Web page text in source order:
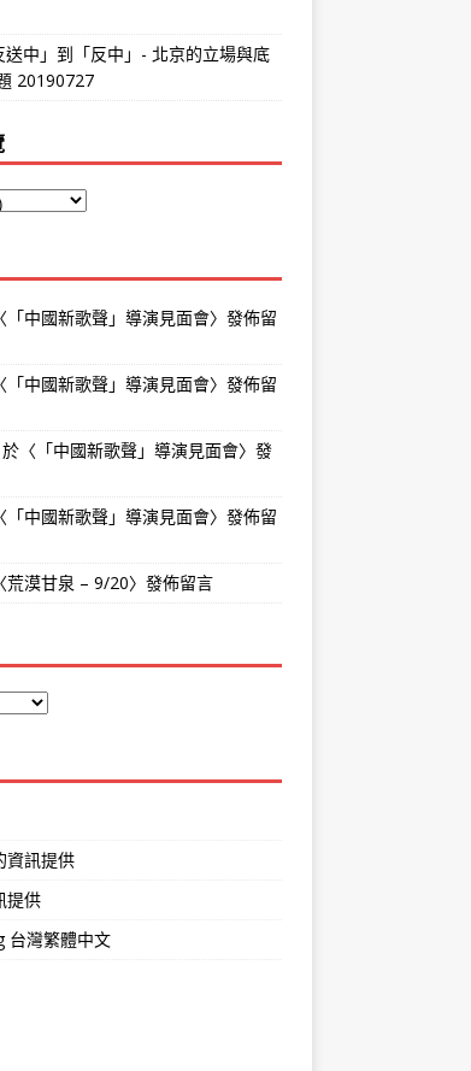
送中」到「反中」- 北京的立場與底
20190727
「中國新歌聲」導演見面會〉發佈留
「中國新歌聲」導演見面會〉發佈留
〈 「中國新歌聲」導演見面會〉發
「中國新歌聲」導演見面會〉發佈留
荒漠甘泉 – 9/20〉發佈留言
資訊提供
提供
台灣繁體中文